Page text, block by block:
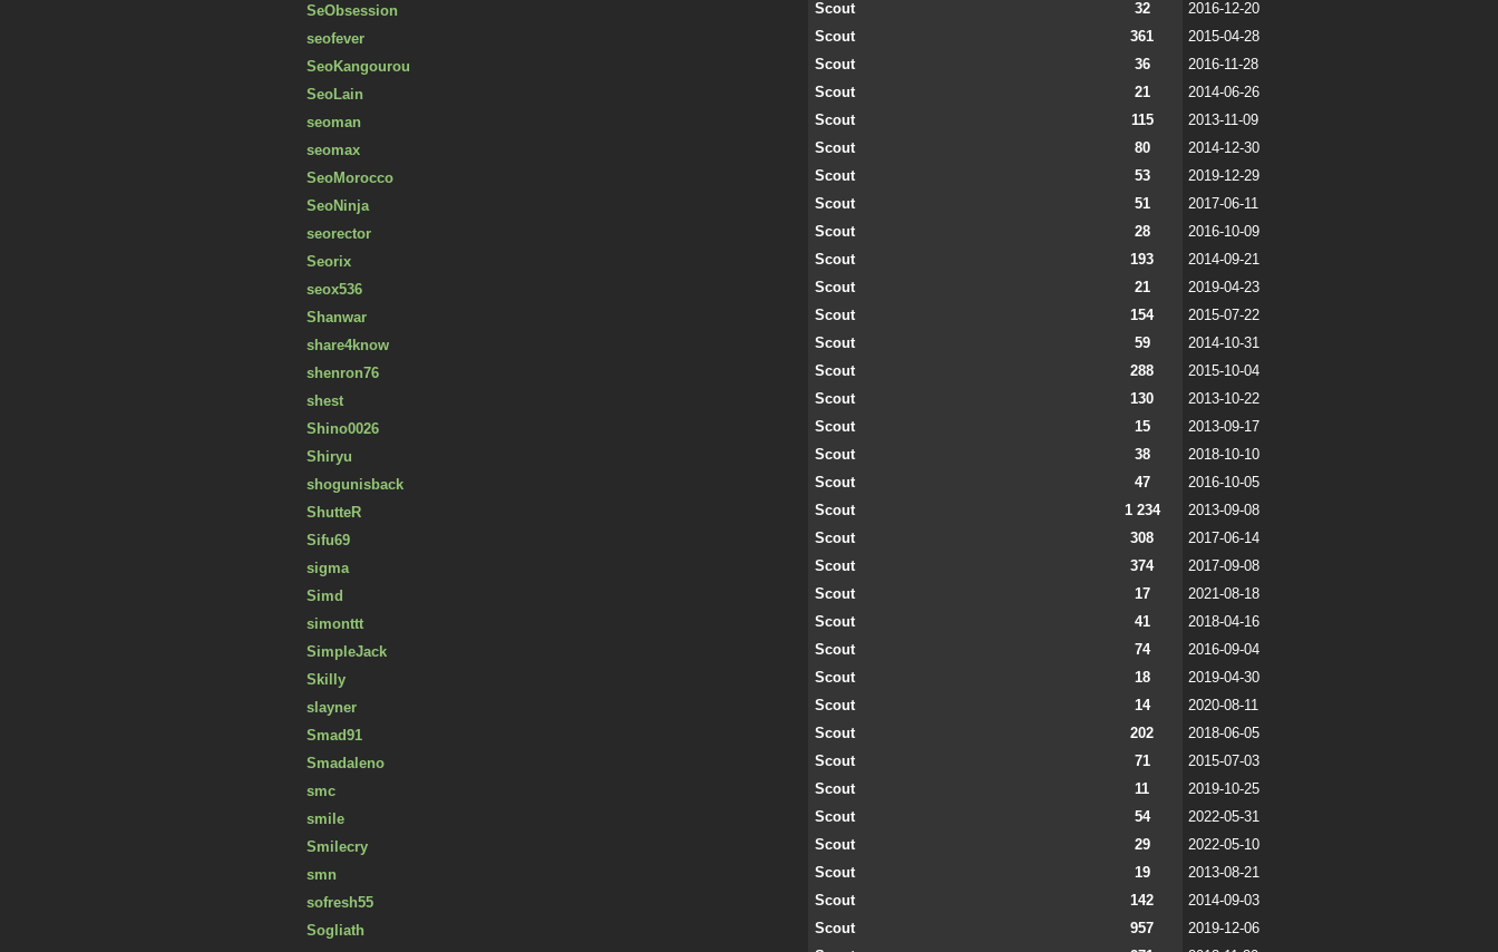
SeObsession
Scout 32
2016-12-20
seofever
Scout 361
2015-04-28
SeoKangourou
Scout 36
2016-11-28
SeoLain
Scout 21
2014-06-26
seoman
Scout 115
2013-11-09
seomax
Scout 80
2014-12-30
SeoMorocco
Scout 53
2019-12-29
SeoNinja
Scout 51
2017-06-11
seorector
Scout 28
2016-10-09
Seorix
Scout 193
2014-09-21
seox536
Scout 21
2019-04-23
Shanwar
Scout 154
2015-07-22
share4know
Scout 59
2014-10-31
shenron76
Scout 288
2015-10-04
shest
Scout 130
2013-10-22
Shino0026
Scout 15
2013-09-17
Shiryu
Scout 38
2018-10-10
shogunisback
Scout 47
2016-10-05
ShutteR
Scout 1 234
2013-09-08
Sifu69
Scout 308
2017-06-14
sigma
Scout 374
2017-09-08
Simd
Scout 17
2021-08-18
simonttt
Scout 41
2018-04-16
SimpleJack
Scout 74
2016-09-04
Skilly
Scout 18
2019-04-30
slayner
Scout 14
2020-08-11
Smad91
Scout 202
2018-06-05
Smadaleno
Scout 71
2015-07-03
smc
Scout 11
2019-10-25
smile
Scout 54
2022-05-31
Smilecry
Scout 29
2022-05-10
smn
Scout 19
2013-08-21
sofresh55
Scout 142
2014-09-03
Sogliath
Scout 957
2019-12-06